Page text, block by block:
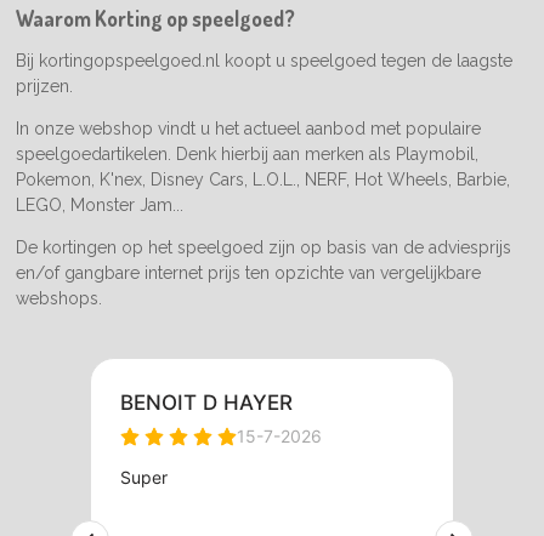
k
a
m
Waarom Korting op speelgoed?
Bij kortingopspeelgoed.nl koopt u speelgoed tegen de laagste
prijzen.
In onze webshop vindt u het actueel aanbod met populaire
speelgoedartikelen. Denk hierbij aan merken als Playmobil,
Pokemon, K'nex, Disney Cars, L.O.L., NERF, Hot Wheels, Barbie,
LEGO, Monster Jam...
De kortingen op het speelgoed zijn op basis van de adviesprijs
en/of gangbare internet prijs ten opzichte van vergelijkbare
webshops.